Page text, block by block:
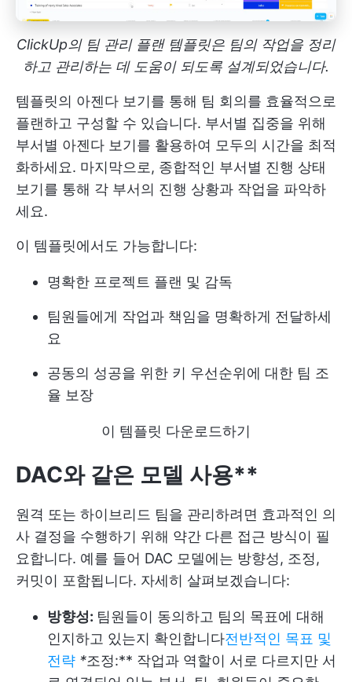
ClickUp의 팀 관리 플랜 템플릿은 팀의 작업을 정리
하고 관리하는 데 도움이 되도록 설계되었습니다.
템플릿의 아젠다 보기를 통해 팀 회의를 효율적으로
플랜하고 구성할 수 있습니다. 부서별 집중을 위해
부서별 아젠다 보기를 활용하여 모두의 시간을 최적
화하세요. 마지막으로, 종합적인 부서별 진행 상태
보기를 통해 각 부서의 진행 상황과 작업을 파악하
세요.
이 템플릿에서도 가능합니다:
명확한 프로젝트 플랜 및 감독
팀원들에게 작업과 책임을 명확하게 전달하세
요
공동의 성공을 위한 키 우선순위에 대한 팀 조
율 보장
이 템플릿 다운로드하기
DAC와 같은 모델 사용**
원격 또는 하이브리드 팀을 관리하려면 효과적인 의
사 결정을 수행하기 위해 약간 다른 접근 방식이 필
요합니다. 예를 들어 DAC 모델에는 방향성, 조정,
커밋이 포함됩니다. 자세히 살펴보겠습니다:
방향성: 팀원들이 동의하고 팀의 목표에 대해
인지하고 있는지 확인합니다전반적인 목표 및
전략 *조정:** 작업과 역할이 서로 다르지만 서